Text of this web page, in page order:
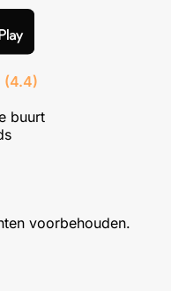
(4.4)
buurt
voorbehouden.